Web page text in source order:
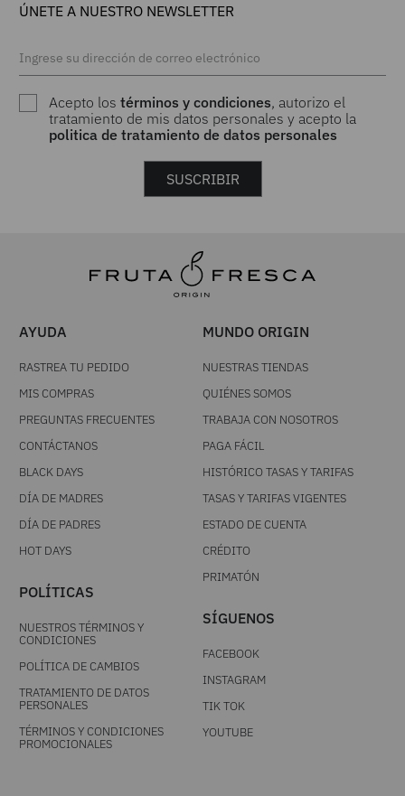
ÚNETE A NUESTRO NEWSLETTER
Acepto lostérminos y condiciones, autorizo el
tratamiento de mis datos personales y acepto la
politica de tratamiento de datos personales
SUSCRIBIR
AYUDA
RASTREA TU PEDIDO
MIS COMPRAS
PREGUNTAS FRECUENTES
CONTÁCTANOS
BLACK DAYS
DÍA DE MADRES
DÍA DE PADRES
HOT DAYS
POLÍTICAS
NUESTROS TÉRMINOS Y
CONDICIONES
POLÍTICA DE CAMBIOS
TRATAMIENTO DE DATOS
PERSONALES
TÉRMINOS Y CONDICIONES
PROMOCIONALES
MUNDO ORIGIN
NUESTRAS TIENDAS
QUIÉNES SOMOS
TRABAJA CON NOSOTROS
PAGA FÁCIL
HISTÓRICO TASAS Y TARIFAS
TASAS Y TARIFAS VIGENTES
ESTADO DE CUENTA
CRÉDITO
PRIMATÓN
SÍGUENOS
FACEBOOK
INSTAGRAM
TIK TOK
YOUTUBE